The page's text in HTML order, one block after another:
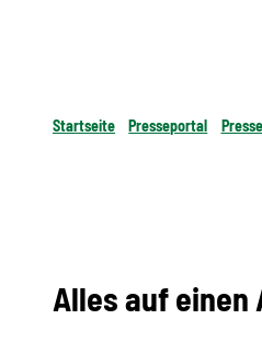
Startseite Presseportal
Alles auf einen